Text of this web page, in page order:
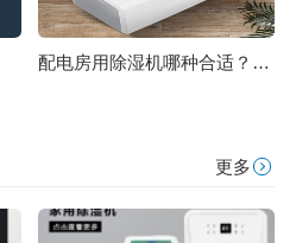
配电房用除湿机哪种合适？配电房除湿机选型方法
更多